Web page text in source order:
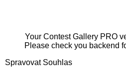
Your Contest Gallery PRO
Please check you backend
Spravovat Souhlas